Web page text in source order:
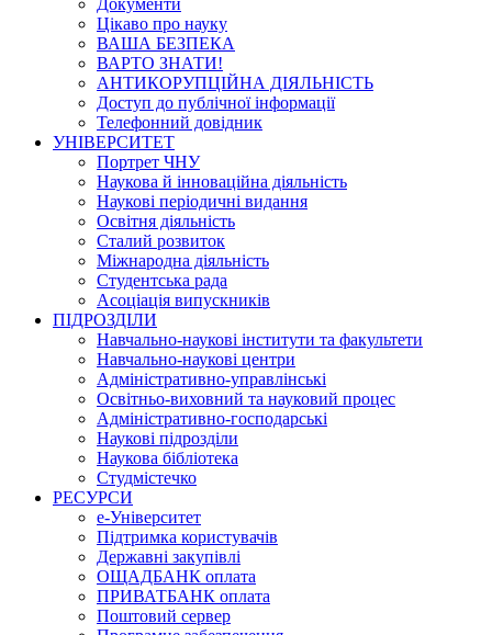
Цікаво про науку
ВАША БЕЗПЕКА
ВАРТО ЗНАТИ!
АНТИКОРУПЦІЙНА ДІЯЛЬНІСТЬ
Доступ до публічної інформації
Телефонний довідник
УНІВЕРСИТЕТ
Портрет ЧНУ
Наукова й інноваційна діяльність
Наукові періодичні видання
Освітня діяльність
Сталий розвиток
Міжнародна діяльність
Студентська рада
Асоціація випускників
ПІДРОЗДІЛИ
Навчально-наукові інститути та факультети
Навчально-наукові центри
Адміністративно-управлінські
Освітньо-виховний та науковий процес
Адміністративно-господарські
Наукові підрозділи
Наукова бібліотека
Студмістечко
РЕСУРСИ
е-Університет
Підтримка користувачів
Державні закупівлі
ОЩАДБАНК оплата
ПРИВАТБАНК оплата
Поштовий сервер